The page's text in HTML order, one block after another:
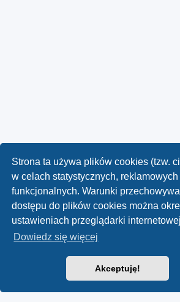
Strona ta używa plików cookies (tzw.
w celach statystycznych, reklamowych
funkcjonalnych. Warunki
dostępu do plików cookies można
ustawieniach przeglądarki
Dowiedz się więcej
Akceptuję!